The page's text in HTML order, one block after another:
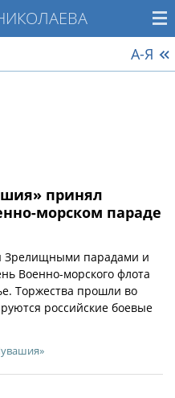
А-Я
принял
морском параде
Зрелищными парадами и
Военно-морского флота
Торжества прошли во
российские боевые